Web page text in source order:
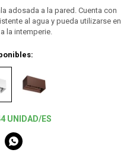
adosada a la pared. Cuenta con
al agua y pueda utilizarse en
la intemperie.
UNIDAD/ES
